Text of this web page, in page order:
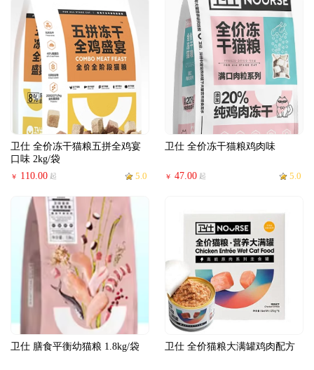
卫仕 全价冻干猫粮五拼全鸡宴
口味 2kg/袋
￥ 110.00 起 5.0
卫仕 全价冻干猫粮鸡肉味
￥ 47.00 起 5.0
卫仕 膳食平衡幼猫粮 1.8kg/袋 卫仕 全价猫粮大满罐鸡肉配方